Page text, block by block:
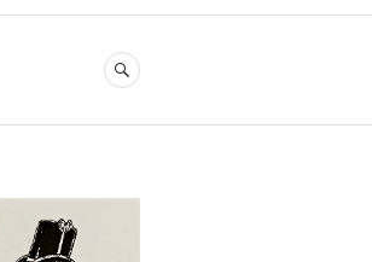
SEARCH